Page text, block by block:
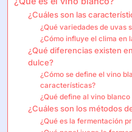
¿Cuáles son las
¿Qué variedades de uvas
¿Cómo influye el clima en
¿Qué diferencias existen
dulce?
¿Cómo se define el vino
características?
¿Qué define al vino
¿Cuáles son los métodos
¿Qué es la fermentación